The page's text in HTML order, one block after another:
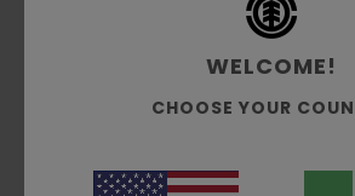
3/5
WELCOME!
CHOOSE YOUR